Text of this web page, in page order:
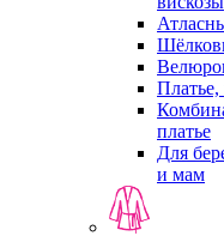
платье
Для
и мам